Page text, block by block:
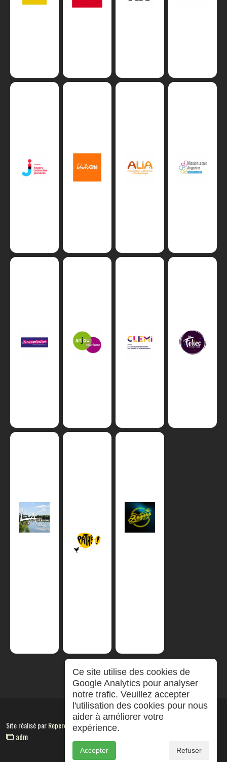
Site réalisé parRepereCom
adm
Ce site utilise des cookies de
Google Analytics pour analyser
notre trafic. Veuillez accepter
l'utilisation des cookies pour nous
aider à améliorer votre
expérience.
Accepter Refuser